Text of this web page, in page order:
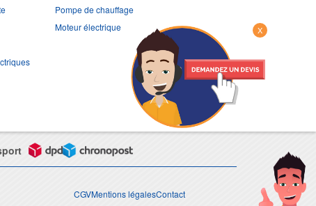
Pompe de chauffage
Moteur électrique
CGVMentions légalesContact
X